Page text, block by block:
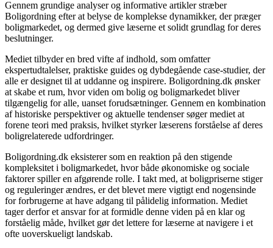
Gennem grundige analyser og informative artikler stræber
Boligordning efter at belyse de komplekse dynamikker, der præger
boligmarkedet, og dermed give læserne et solidt grundlag for deres
beslutninger.
Mediet tilbyder en bred vifte af indhold, som omfatter
ekspertudtalelser, praktiske guides og dybdegående case-studier, der
alle er designet til at uddanne og inspirere. Boligordning.dk ønsker
at skabe et rum, hvor viden om bolig og boligmarkedet bliver
tilgængelig for alle, uanset forudsætninger. Gennem en kombination
af historiske perspektiver og aktuelle tendenser søger mediet at
forene teori med praksis, hvilket styrker læserens forståelse af deres
boligrelaterede udfordringer.
Boligordning.dk eksisterer som en reaktion på den stigende
kompleksitet i boligmarkedet, hvor både økonomiske og sociale
faktorer spiller en afgørende rolle. I takt med, at boligpriserne stiger
og reguleringer ændres, er det blevet mere vigtigt end nogensinde
for forbrugerne at have adgang til pålidelig information. Mediet
tager derfor et ansvar for at formidle denne viden på en klar og
forståelig måde, hvilket gør det lettere for læserne at navigere i et
ofte uoverskueligt landskab.